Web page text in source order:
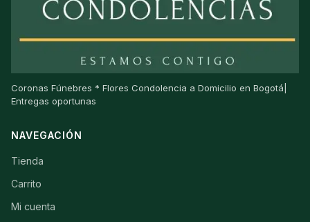
Coronas Fúnebres * Flores Condolencia a Domicilio en Bogotá|
Entregas oportunas
NAVEGACIÓN
Tienda
Carrito
Mi cuenta